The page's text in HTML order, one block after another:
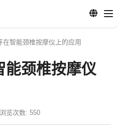
在智能颈椎按摩仪上的应用
能颈椎按摩仪
浏览次数: 550